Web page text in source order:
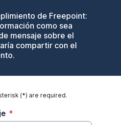
de Freepoint:
como sea
mensaje sobre el
compartir con el
(*) are required.
*